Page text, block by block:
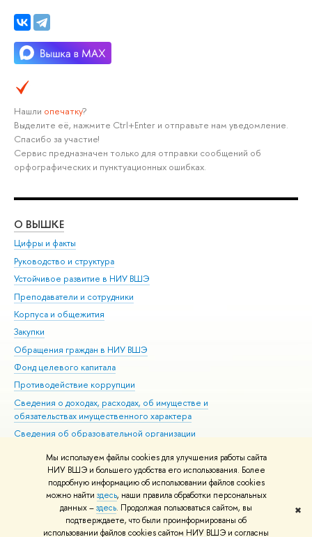
Мы используем файлы cookies для улучшения работы сайта
НИУ ВШЭ и большего удобства его использования. Более
подробную информацию об использовании файлов cookies
можно найти здесь, наши правила обработки персональных
данных –здесь. Продолжая пользоваться сайтом, вы
подтверждаете, что были проинформированы об
использовании файлов cookies сайтом НИУ ВШЭ и согласны
✖
Нашли опечатку?
Выделите её, нажмите Ctrl+Enter и отправьте нам уведомление.
Спасибо за участие!
Сервис предназначен только для отправки сообщений об
орфографических и пунктуационных ошибках.
О ВЫШКЕ
Цифры и факты
Руководство и структура
Устойчивое развитие в НИУ ВШЭ
Преподаватели и сотрудники
Корпуса и общежития
Закупки
Обращения граждан в НИУ ВШЭ
Фонд целевого капитала
Противодействие коррупции
Сведения о доходах, расходах, об имуществе и
обязательствах имущественного характера
Сведения об образовательной организации
Людям с ограниченными возможностями здоровья
Единая платежная страница
Работа в Вышке
© НИУ ВШЭ 1993–2026 Адреса и контакты Условия использования